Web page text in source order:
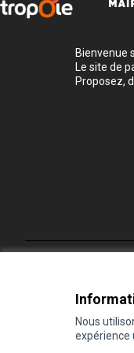
Nous
expérience
Bienvenue
Le site de
Proposez,